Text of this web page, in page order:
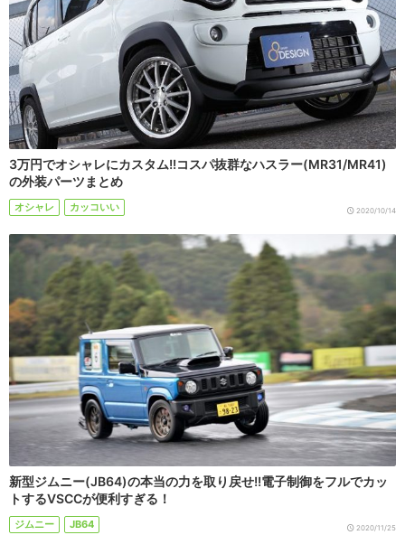
3万円でオシャレにカスタム!!コスパ抜群なハスラー(MR31/MR41)
の外装パーツまとめ
オシャレ カッコいい 2020/10/14
新型ジムニー(JB64)の本当の力を取り戻せ!!電子制御をフルでカッ
トするVSCCが便利すぎる！
ジムニー JB64 2020/11/25